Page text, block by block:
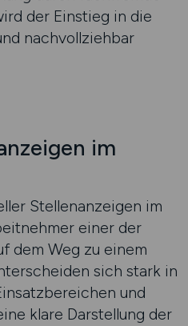
der Einstieg in die
nachvollziehbar
im
Stellenanzeigen im
einer der
dem Weg zu einem
sich stark in
und
klare Darstellung der